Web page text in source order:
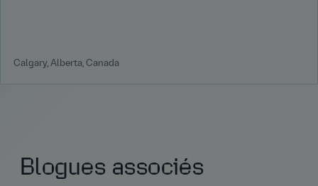
Calgary, Alberta, Canada
Blogues associés